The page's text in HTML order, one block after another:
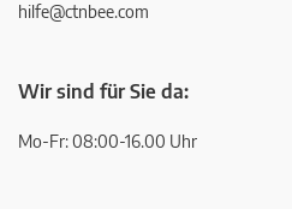
hilfe@ctnbee.com
Wir sind für Sie da:
Mo-Fr: 08:00-16.00 Uhr